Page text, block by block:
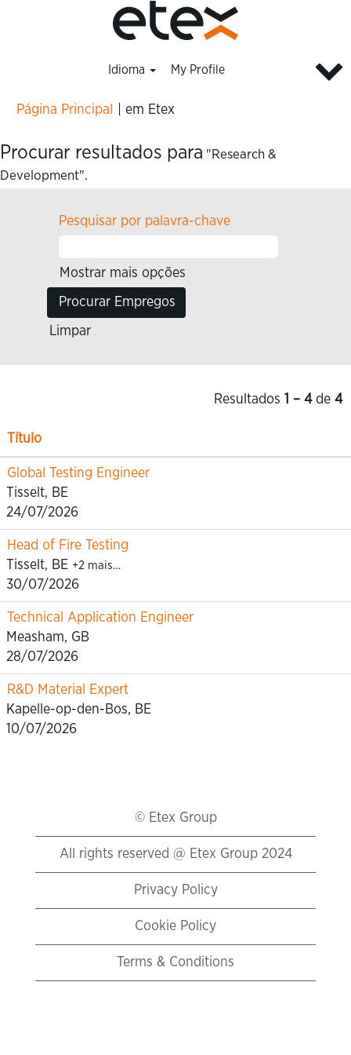
Idioma My Profile
Página Principal em Etex
Procurar resultados para "Research &
Development".
Pesquisar por palavra-chave
Mostrar mais opções
Limpar
Resultados 1 – 4de 4
Título
Global Testing Engineer
Tisselt, BE
24/07/2026
Head of Fire Testing
Tisselt, BE +2 mais…
30/07/2026
Technical Application Engineer
Measham, GB
28/07/2026
R&D Material Expert
Kapelle-op-den-Bos, BE
10/07/2026
© Etex Group
All rights reserved @ Etex Group 2024
Privacy Policy
Cookie Policy
Terms & Conditions